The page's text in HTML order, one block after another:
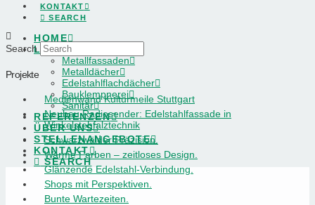
KONTAKT
SEARCH
HOME
LEISTUNGEN
Metallfassaden
Metalldächer
Edelstahlflachdächer
Bauklempnerei
Sanitär
REFERENZEN
ÜBER UNS
STELLENANGEBOTE
KONTAKT
SEARCH
Search
Projekte
Medienwand Kulturmeile Stuttgart
Neubau Radiosender: Edelstahlfassade in
Winkelstehfalztechnik
Schwarzwälder Präzision.
Warme Farben – zeitloses Design.
Glänzende Edelstahl-Verbindung.
Shops mit Perspektiven.
Bunte Wartezeiten.